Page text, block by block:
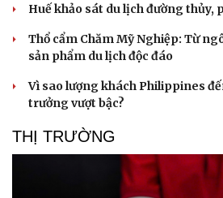
Huế khảo sát du lịch đường thủy,
Thổ cẩm Chăm Mỹ Nghiệp: Từ
sản phẩm du lịch độc đáo
Vì sao lượng khách Philippines
trưởng vượt bậc?
THỊ TRƯỜNG